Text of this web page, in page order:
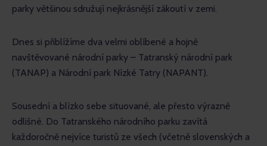
parky většinou sdružují nejkrásnější zákoutí v zemi.
Dnes si přiblížíme dva velmi oblíbené a hojně
navštěvované národní parky – Tatranský národní park
(TANAP) a Národní park Nízké Tatry (NAPANT).
Sousední a blízko sebe situované, ale přesto výrazně
odlišné. Do Tatranského národního parku zavítá
každoročně nejvíce turistů ze všech (včetně slovenských a